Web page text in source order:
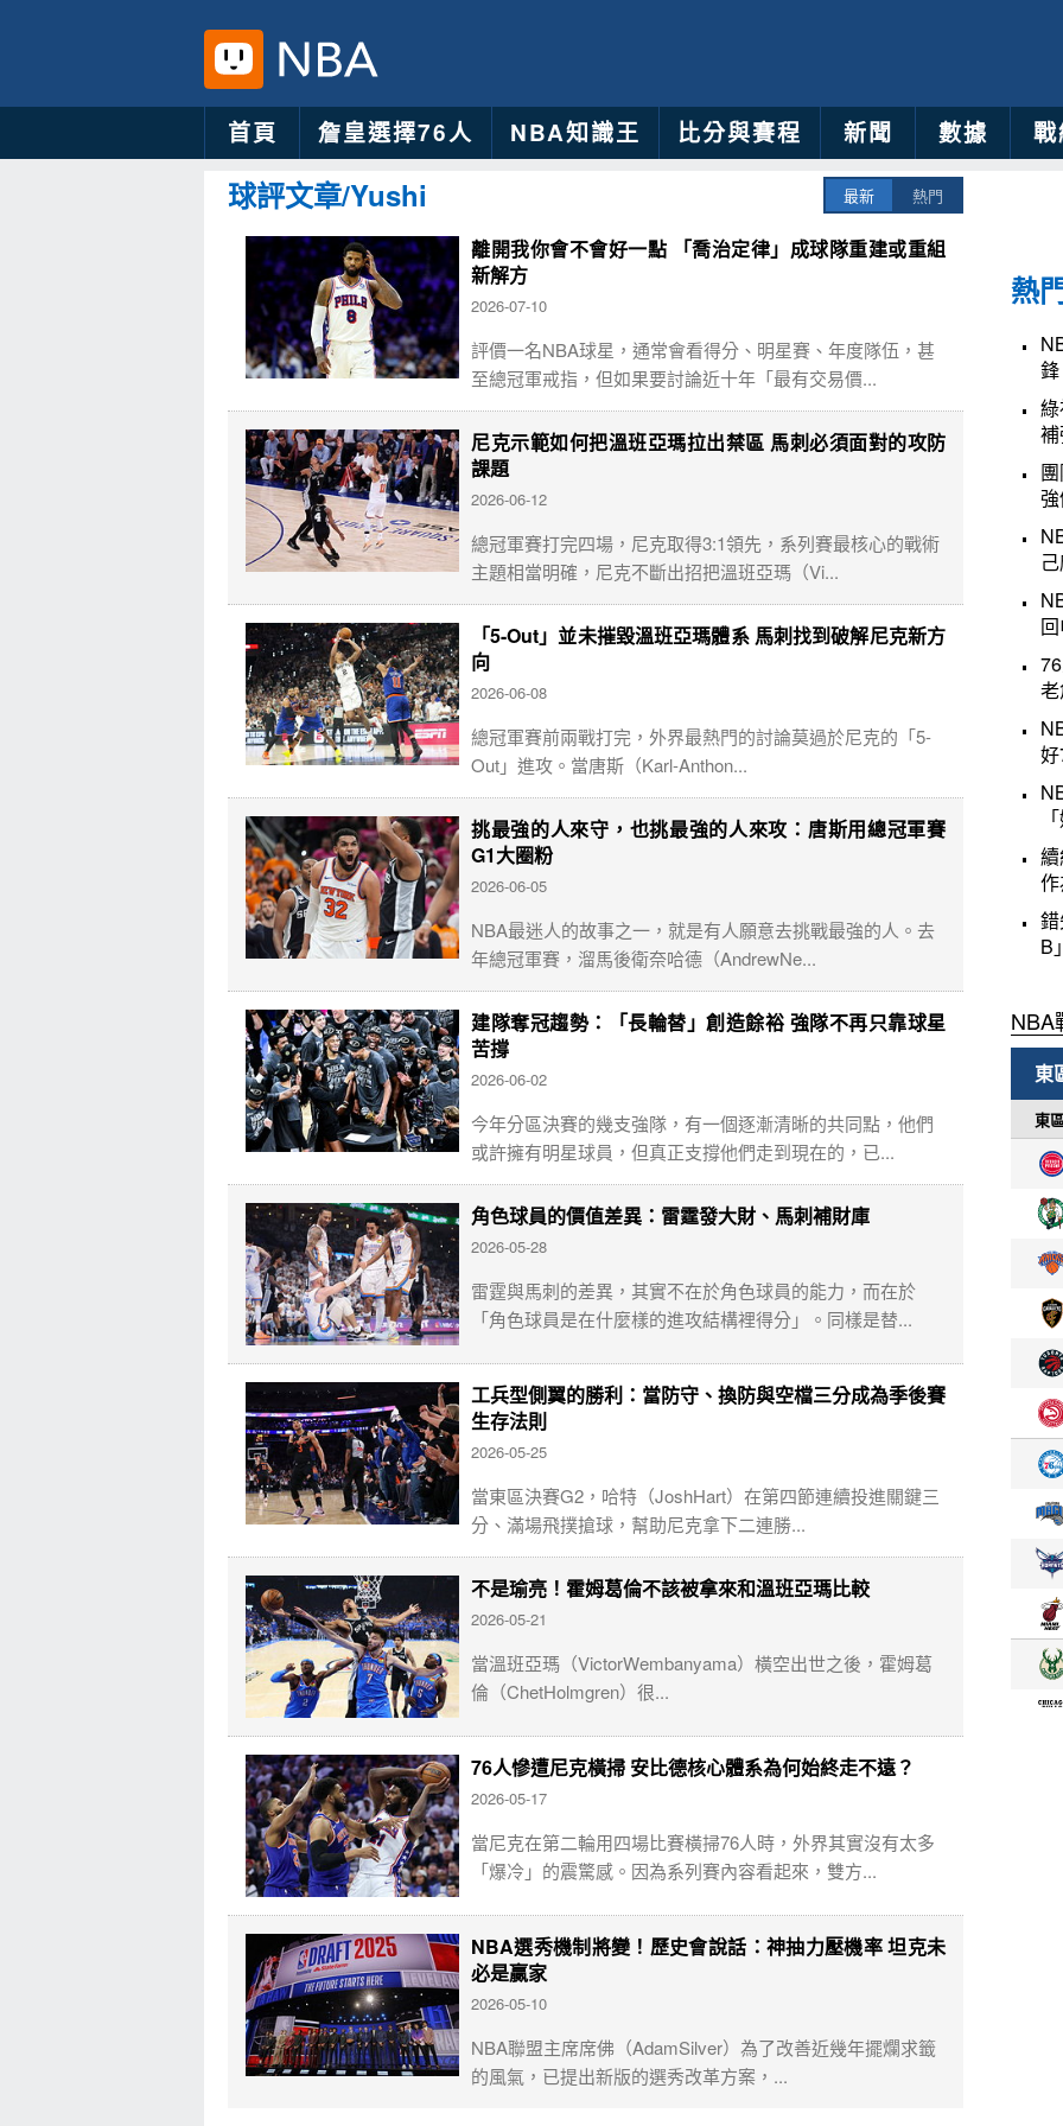
首頁 詹皇選擇76人 NBA知識王 比分與賽程 新聞 數據
球評文章/Yushi 最新 熱門
離開我你會不會好一點 「喬治定律」成球隊重建或重組
新解方
2026-07-10
評價一名NBA球星，通常會看得分、明星賽、年度隊伍，甚
至總冠軍戒指，但如果要討論近十年「最有交易價...
尼克示範如何把溫班亞瑪拉出禁區 馬刺必須面對的攻防
課題
2026-06-12
總冠軍賽打完四場，尼克取得3:1領先，系列賽最核心的戰術
主題相當明確，尼克不斷出招把溫班亞瑪（Vi...
「5-Out」並未摧毀溫班亞瑪體系 馬刺找到破解尼克新方
向
2026-06-08
總冠軍賽前兩戰打完，外界最熱門的討論莫過於尼克的「5-
Out」進攻。當唐斯（Karl-Anthon...
挑最強的人來守，也挑最強的人來攻：唐斯用總冠軍賽
G1大圈粉
2026-06-05
NBA最迷人的故事之一，就是有人願意去挑戰最強的人。去
年總冠軍賽，溜馬後衛奈哈德（AndrewNe...
建隊奪冠趨勢：「長輪替」創造餘裕 強隊不再只靠球星
苦撐
2026-06-02
今年分區決賽的幾支強隊，有一個逐漸清晰的共同點，他們
或許擁有明星球員，但真正支撐他們走到現在的，已...
角色球員的價值差異：雷霆發大財、馬刺補財庫
2026-05-28
雷霆與馬刺的差異，其實不在於角色球員的能力，而在於
「角色球員是在什麼樣的進攻結構裡得分」。同樣是替...
工兵型側翼的勝利：當防守、換防與空檔三分成為季後賽
生存法則
2026-05-25
當東區決賽G2，哈特（JoshHart）在第四節連續投進關鍵三
分、滿場飛撲搶球，幫助尼克拿下二連勝...
不是瑜亮！霍姆葛倫不該被拿來和溫班亞瑪比較
2026-05-21
當溫班亞瑪（VictorWembanyama）橫空出世之後，霍姆葛
倫（ChetHolmgren）很...
76人慘遭尼克橫掃 安比德核心體系為何始終走不遠？
2026-05-17
當尼克在第二輪用四場比賽橫掃76人時，外界其實沒有太多
「爆冷」的震驚感。因為系列賽內容看起來，雙方...
NBA選秀機制將變！歷史會說話：神抽力壓機率 坦克未
必是贏家
2026-05-10
NBA聯盟主席席佛（AdamSilver）為了改善近幾年擺爛求籤
的風氣，已提出新版的選秀改革方案，...
熱
B